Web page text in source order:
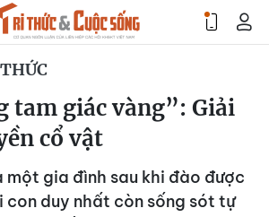
tam giác vàng”: Giải
cổ vật
một gia đình sau khi đào được
con duy nhất còn sống sót tự